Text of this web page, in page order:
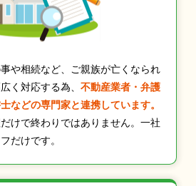
や相続など、ご親族が亡くなられ
く対応する為、 不動産業者・弁護
などの専門家と連携しています。
けで終わりではありません。一社
だけです。